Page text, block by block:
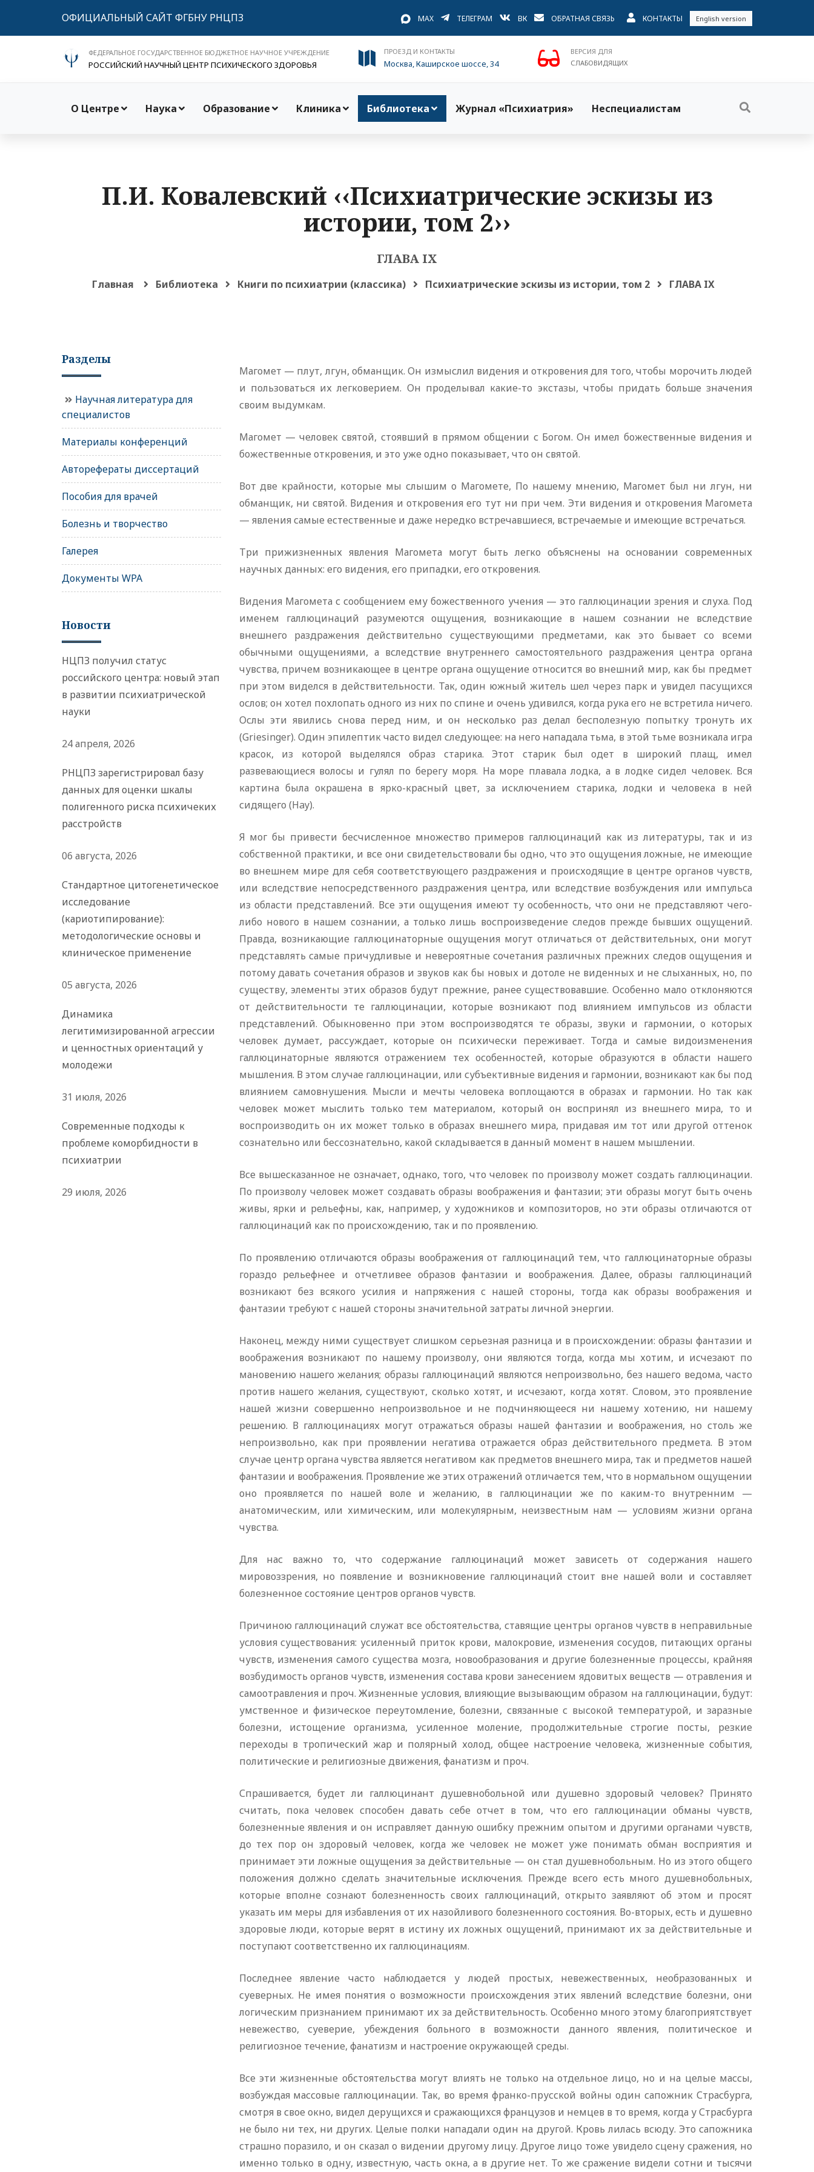
ОФИЦИАЛЬНЫЙ САЙТ ФГБНУ РНЦПЗ MAX ТЕЛЕГРАМ ВК ОБРАТНАЯ СВЯЗЬ КОНТАКТЫ English version
ФЕДЕРАЛЬНОЕ ГОСУДАРСТВЕННОЕ БЮДЖЕТНОЕ НАУЧНОЕ УЧРЕЖДЕНИЕ
РОССИЙСКИЙ НАУЧНЫЙ ЦЕНТР ПСИХИЧЕСКОГО ЗДОРОВЬЯ
ПРОЕЗД И КОНТАКТЫ
Москва, Каширское шоссе, 34
ВЕРСИЯ ДЛЯ
СЛАБОВИДЯЩИХ
О Центре Наука Образование Клиника Библиотека Журнал «Психиатрия» Неспециалистам
П.И. Ковалевский ‹‹Психиатрические эскизы из
истории, том 2››
ГЛАВА IX
Главная Библиотека Книги по психиатрии (классика) Психиатрические эскизы из истории, том 2 ГЛАВА IX
Магомет — плут, лгун, обманщик. Он измыслил видения и откровения для того, чтобы морочить людей
и пользоваться их легковерием. Он проделывал какие-то экстазы, чтобы придать больше значения
своим выдумкам.
Магомет — человек святой, стоявший в прямом общении с Богом. Он имел божественные видения и
божественные откровения, и это уже одно показывает, что он святой.
Вот две крайности, которые мы слышим о Магомете, По нашему мнению, Магомет был ни лгун, ни
обманщик, ни святой. Видения и откровения его тут ни при чем. Эти видения и откровения Магомета
— явления самые естественные и даже нередко встречавшиеся, встречаемые и имеющие встречаться.
Три прижизненных явления Магомета могут быть легко объяснены на основании современных
научных данных: его видения, его припадки, его откровения.
Видения Магомета с сообщением ему божественного учения — это галлюцинации зрения и слуха. Под
именем галлюцинаций разумеются ощущения, возникающие в нашем сознании не вследствие
внешнего раздражения действительно существующими предметами, как это бывает со всеми
обычными ощущениями, а вследствие внутреннего самостоятельного раздражения центра органа
чувства, причем возникающее в центре органа ощущение относится во внешний мир, как бы предмет
при этом виделся в действительности. Так, один южный житель шел через парк и увидел пасущихся
ослов; он хотел похлопать одного из них по спине и очень удивился, когда рука его не встретила ничего.
Ослы эти явились снова перед ним, и он несколько раз делал бесполезную попытку тронуть их
(Griesinger). Один эпилептик часто видел следующее: на него нападала тьма, в этой тьме возникала игра
красок, из которой выделялся образ старика. Этот старик был одет в широкий плащ, имел
развевающиеся волосы и гулял по берегу моря. На море плавала лодка, а в лодке сидел человек. Вся
картина была окрашена в ярко-красный цвет, за исключением старика, лодки и человека в ней
сидящего (Hay).
Я мог бы привести бесчисленное множество примеров галлюцинаций как из литературы, так и из
собственной практики, и все они свидетельствовали бы одно, что это ощущения ложные, не имеющие
во внешнем мире для себя соответствующего раздражения и происходящие в центре органов чувств,
или вследствие непосредственного раздражения центра, или вследствие возбуждения или импульса
из области представлений. Все эти ощущения имеют ту особенность, что они не представляют чего-
либо нового в нашем сознании, а только лишь воспроизведение следов прежде бывших ощущений.
Правда, возникающие галлюцинаторные ощущения могут отличаться от действительных, они могут
представлять самые причудливые и невероятные сочетания различных прежних следов ощущения и
потому давать сочетания образов и звуков как бы новых и дотоле не виденных и не слыханных, но, по
существу, элементы этих образов будут прежние, ранее существовавшие. Особенно мало отклоняются
от действительности те галлюцинации, которые возникают под влиянием импульсов из области
представлений. Обыкновенно при этом воспроизводятся те образы, звуки и гармонии, о которых
человек думает, рассуждает, которые он психически переживает. Тогда и самые видоизменения
галлюцинаторные являются отражением тех особенностей, которые образуются в области нашего
мышления. В этом случае галлюцинации, или субъективные видения и гармонии, возникают как бы под
влиянием самовнушения. Мысли и мечты человека воплощаются в образах и гармонии. Но так как
человек может мыслить только тем материалом, который он воспринял из внешнего мира, то и
воспроизводить он их может только в образах внешнего мира, придавая им тот или другой оттенок
сознательно или бессознательно, какой складывается в данный момент в нашем мышлении.
Все вышесказанное не означает, однако, того, что человек по произволу может создать галлюцинации.
По произволу человек может создавать образы воображения и фантазии; эти образы могут быть очень
живы, ярки и рельефны, как, например, у художников и композиторов, но эти образы отличаются от
галлюцинаций как по происхождению, так и по проявлению.
По проявлению отличаются образы воображения от галлюцинаций тем, что галлюцинаторные образы
гораздо рельефнее и отчетливее образов фантазии и воображения. Далее, образы галлюцинаций
возникают без всякого усилия и напряжения с нашей стороны, тогда как образы воображения и
фантазии требуют с нашей стороны значительной затраты личной энергии.
Наконец, между ними существует слишком серьезная разница и в происхождении: образы фантазии и
воображения возникают по нашему произволу, они являются тогда, когда мы хотим, и исчезают по
мановению нашего желания; образы галлюцинаций являются непроизвольно, без нашего ведома, часто
против нашего желания, существуют, сколько хотят, и исчезают, когда хотят. Словом, это проявление
нашей жизни совершенно непроизвольное и не подчиняющееся ни нашему хотению, ни нашему
решению. В галлюцинациях могут отражаться образы нашей фантазии и воображения, но столь же
непроизвольно, как при проявлении негатива отражается образ действительного предмета. В этом
случае центр органа чувства является негативом как предметов внешнего мира, так и предметов нашей
фантазии и воображения. Проявление же этих отражений отличается тем, что в нормальном ощущении
оно проявляется по нашей воле и желанию, в галлюцинации же по каким-то внутренним —
анатомическим, или химическим, или молекулярным, неизвестным нам — условиям жизни органа
чувства.
Для нас важно то, что содержание галлюцинаций может зависеть от содержания нашего
мировоззрения, но появление и возникновение галлюцинаций стоит вне нашей воли и составляет
болезненное состояние центров органов чувств.
Причиною галлюцинаций служат все обстоятельства, ставящие центры органов чувств в неправильные
условия существования: усиленный приток крови, малокровие, изменения сосудов, питающих органы
чувств, изменения самого существа мозга, новообразования и другие болезненные процессы, крайняя
возбудимость органов чувств, изменения состава крови занесением ядовитых веществ — отравления и
самоотравления и проч. Жизненные условия, влияющие вызывающим образом на галлюцинации, будут:
умственное и физическое переутомление, болезни, связанные с высокой температурой, и заразные
болезни, истощение организма, усиленное моление, продолжительные строгие посты, резкие
переходы в тропический жар и полярный холод, общее настроение человека, жизненные события,
политические и религиозные движения, фанатизм и проч.
Спрашивается, будет ли галлюцинант душевнобольной или душевно здоровый человек? Принято
считать, пока человек способен давать себе отчет в том, что его галлюцинации обманы чувств,
болезненные явления и он исправляет данную ошибку прежним опытом и другими органами чувств,
до тех пор он здоровый человек, когда же человек не может уже понимать обман восприятия и
принимает эти ложные ощущения за действительные — он стал душевнобольным. Но из этого общего
положения должно сделать значительные исключения. Прежде всего есть много душевнобольных,
которые вполне сознают болезненность своих галлюцинаций, открыто заявляют об этом и просят
указать им меры для избавления от их назойливого болезненного состояния. Во-вторых, есть и душевно
здоровые люди, которые верят в истину их ложных ощущений, принимают их за действительные и
поступают соответственно их галлюцинациям.
Последнее явление часто наблюдается у людей простых, невежественных, необразованных и
суеверных. Не имея понятия о возможности происхождения этих явлений вследствие болезни, они
логическим признанием принимают их за действительность. Особенно много этому благоприятствует
невежество, суеверие, убеждения больного в возможности данного явления, политическое и
религиозное течение, фанатизм и настроение окружающей среды.
Все эти жизненные обстоятельства могут влиять не только на отдельное лицо, но и на целые массы,
возбуждая массовые галлюцинации. Так, во время франко-прусской войны один сапожник Страсбурга,
смотря в свое окно, видел дерущихся и сражающихся французов и немцев в то время, когда у Страсбурга
не было ни тех, ни других. Целые полки нападали один на другой. Кровь лилась всюду. Это сапожника
страшно поразило, и он сказал о видении другому лицу. Другое лицо тоже увидело сцену сражения, но
именно только в одну, известную, часть окна, а в другие нет. То же сражение видели сотни и тысячи
Разделы
Научная литература для
специалистов
Материалы конференций
Авторефераты диссертаций
Пособия для врачей
Болезнь и творчество
Галерея
Документы WPA
Новости
НЦПЗ получил статус
российского центра: новый этап
в развитии психиатрической
науки
24 апреля, 2026
РНЦПЗ зарегистрировал базу
данных для оценки шкалы
полигенного риска психичеких
расстройств
06 августа, 2026
Стандартное цитогенетическое
исследование
(кариотипирование):
методологические основы и
клиническое применение
05 августа, 2026
Динамика
легитимизированной агрессии
и ценностных ориентаций у
молодежи
31 июля, 2026
Современные подходы к
проблеме коморбидности в
психиатрии
29 июля, 2026